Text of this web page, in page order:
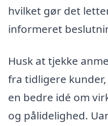
hvilket gør det
informeret
Husk at tjekke
fra tidligere
en bedre idé om
og pålidelighed.